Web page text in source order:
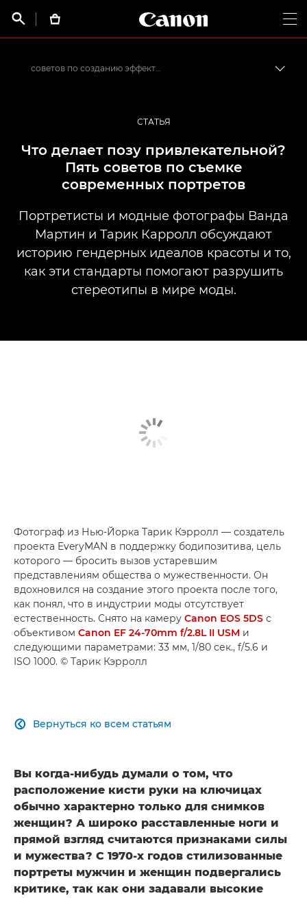
 
Canon Logo, back
Профессиональная фото- и видеосъемка
Истории от профессионалов: вдохновляющие идеи для печати, а также фото- и видеосъемки
СТАТЬЯ
Что делает позу привлекательной?
Пять советов по съемке
современных портретов
Портретисты и модные фотографы Ванда
Мартин и Тарик Карролл обсуждают
историю гендерных идеалов красоты и то,
как эти стандарты помогают разрушить
стереотипы в мире моды.
Фотограф из Нью-Йорка Тарик Кэрролл — создатель
проекта EveryMAN в поддержку бодипозитива, цель
которого — бросить вызов устаревшим
представлениям общества о мужественности. Он
вдохновился на создание этого проекта после того,
как понял, что в индустрии моды отсутствует
естественность. Снято на камеру Canon EOS 5DS с
объективом Canon EF 24-70mm f/2.8L II USM и
следующими параметрами: 33 мм, 1/80 сек., f/5.6 и
ISO 1000. © Тарик Кэрролл
Вернуться ко всем статьям

Вы когда-нибудь думали о том, что
расположение кисти руки на ключицах
обычно характерно только для снимков
женщин? А широко расставленные ноги и
прямой взгляд считаются признаками силы
и мужества? С 1970-х годов стилизованные
портреты мужчин и женщин подвергались
критике, так как они задавали высокие